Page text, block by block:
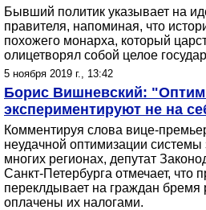
Бывший политик указывает на
правителя, напоминая, что
похожего монарха, который
олицетворял собой целое
5 ноября 2019 г., 13:42
Борис Вишневский:
экспериментируют не на
Комментируя слова вице-
неудачной оптимизации
многих регионах, депутат
Санкт-Петербурга отмечает, что
переклдывает на граждан бремя
оплачены их налогами.